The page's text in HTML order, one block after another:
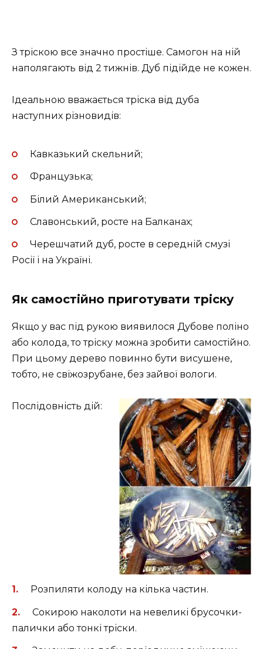
З тріскою все значно простіше. Самогон на ній
наполягають від 2 тижнів. Дуб підійде не кожен.
Ідеальною вважається тріска від дуба
наступних різновидів:
Кавказький скельний;
Французька;
Білий Американський;
Славонський, росте на Балканах;
Черешчатий дуб, росте в середній смузі
Росії і на Україні.
Як самостійно приготувати тріску
Якщо у вас під рукою виявилося Дубове поліно
або колода, то тріску можна зробити самостійно.
При цьому дерево повинно бути висушене,
тобто, не свіжозрубане, без зайвої вологи.
Послідовність дій:
Розпиляти колоду на кілька частин.
Сокирою наколоти на невеликі брусочки-
палички або тонкі тріски.